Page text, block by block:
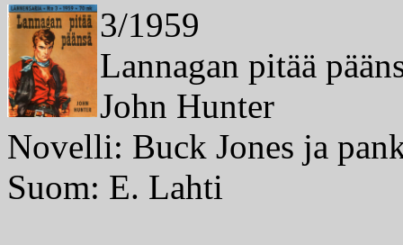
3/1959
Lannagan pitää
John Hunter
Novelli: Buck Jones ja
Suom: E. Lahti